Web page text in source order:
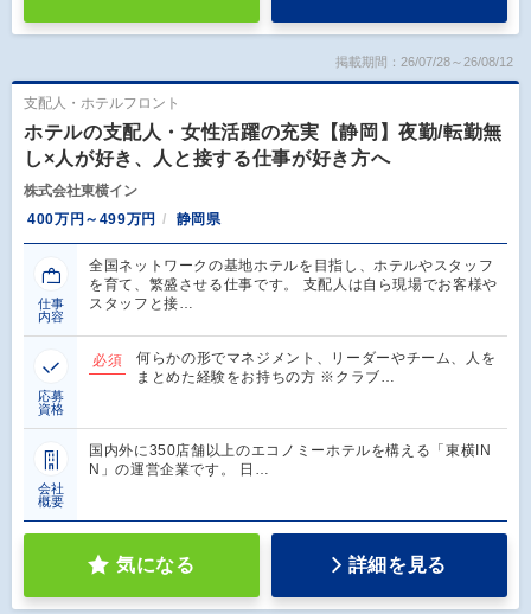
掲載期間：26/07/28～26/08/12
支配人・ホテルフロント
ホテルの支配人・女性活躍の充実【静岡】夜勤/転勤無
し×人が好き、人と接する仕事が好き方へ
株式会社東横イン
400万円～499万円
静岡県
仕事
内容
全国ネットワークの基地ホテルを目指し、ホテルやスタッフ
を育て、繁盛させる仕事です。 支配人は自ら現場でお客様や
スタッフと接…
応募
資格
必須
何らかの形でマネジメント、リーダーやチーム、人を
まとめた経験をお持ちの方 ※クラブ…
会社
概要
国内外に350店舗以上のエコノミーホテルを構える「東横IN
N」の運営企業です。 日…
気になる 詳細を見る